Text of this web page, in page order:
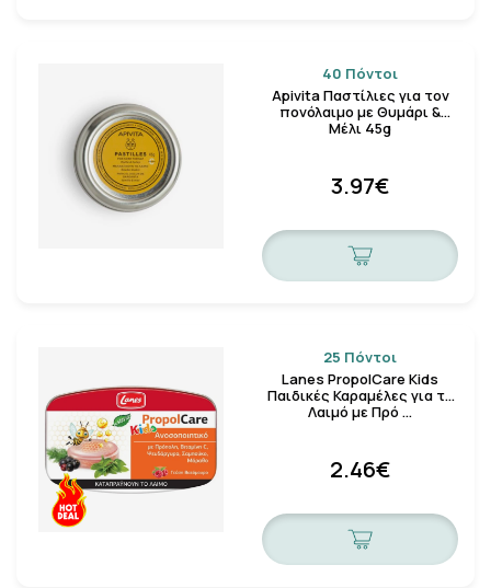
40 Πόντοι
Apivita Παστίλιες για τον
πονόλαιμο με Θυμάρι &
Μέλι 45g
3.97€
25 Πόντοι
Lanes PropolCare Kids
Παιδικές Καραμέλες για το
Λαιμό με Πρό …
2.46€